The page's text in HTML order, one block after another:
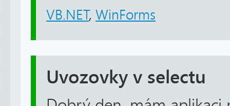
VB.NET, WinForms
Uvozovky v selectu